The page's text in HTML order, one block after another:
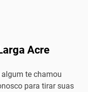
Acre
te chamou
para tirar suas